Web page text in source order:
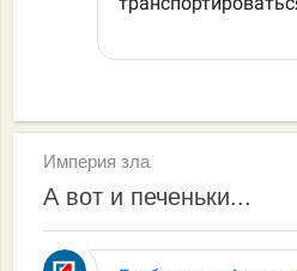
Империя зла
А вот и печеньки...